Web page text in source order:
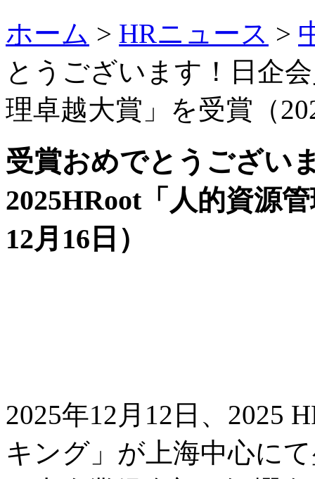
ホーム > HRニュース >
とうございます！日企
理卓越大賞」を受賞（
受賞おめでとうござい
2025HRoot「人的資源
12月16日）
2025年12月12日、2025
キング」が上海中心に